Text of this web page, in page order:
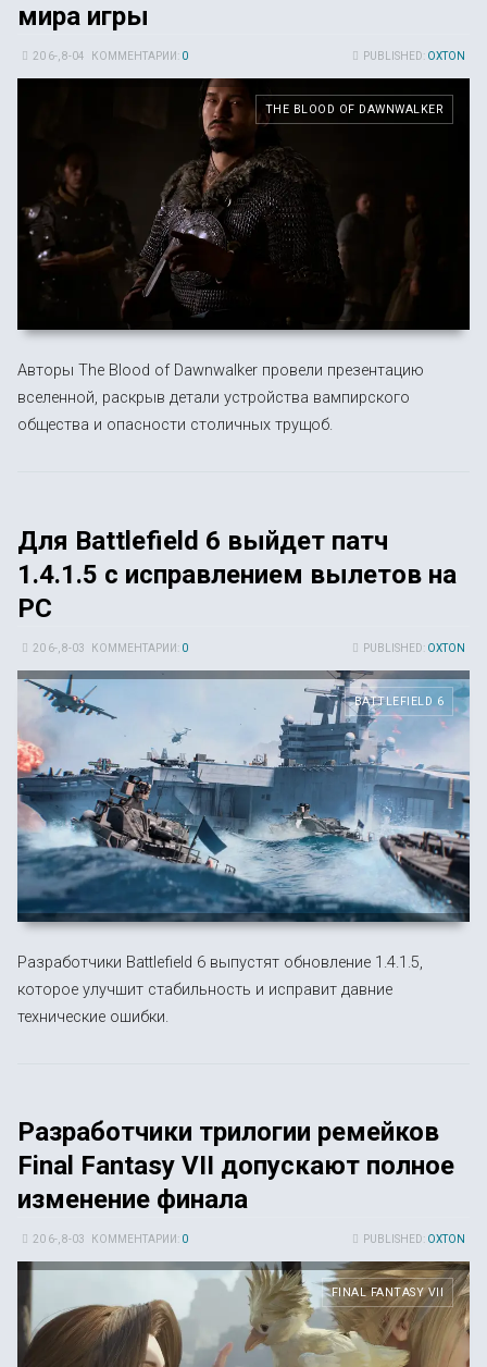
мира игры
PUBLISHED: OXTON
20 6-, 8-04 КОММЕНТАРИИ: 0
THE BLOOD OF DAWNWALKER
Авторы The Blood of Dawnwalker провели презентацию
вселенной, раскрыв детали устройства вампирского
общества и опасности столичных трущоб.
Для Battlefield 6 выйдет патч
1.4.1.5 с исправлением вылетов на
PC
PUBLISHED: OXTON
20 6-, 8-03 КОММЕНТАРИИ: 0
BATTLEFIELD 6
Разработчики Battlefield 6 выпустят обновление 1.4.1.5,
которое улучшит стабильность и исправит давние
технические ошибки.
Разработчики трилогии ремейков
Final Fantasy VII допускают полное
изменение финала
PUBLISHED: OXTON
20 6-, 8-03 КОММЕНТАРИИ: 0
FINAL FANTASY VII